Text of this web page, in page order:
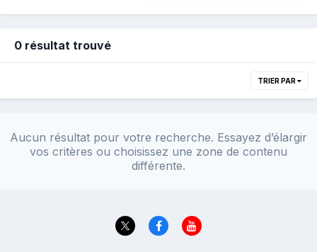
0 résultat trouvé
TRIER PAR
Aucun résultat pour votre recherche. Essayez d’élargir
vos critères ou choisissez une zone de contenu
différente.